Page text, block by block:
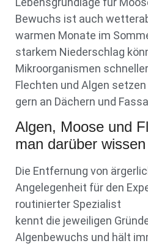
Bewuchs ist auch
warmen Monate im
starkem Niederschlag
Mikroorganismen
Flechten und Algen
gern an Dächern und
Algen, Moose und
man darüber
Die Entfernung von
Angelegenheit für den
routinierter Spezialist
kennt die jeweiligen
Algenbewuchs und hält